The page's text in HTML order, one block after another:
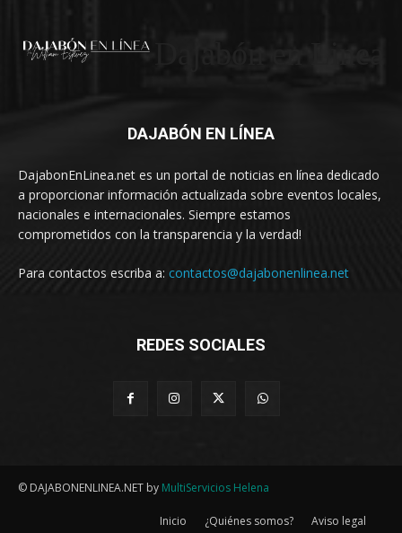
DAJABÓN EN LÍNEA
DajabonEnLinea.net es un portal de noticias en línea dedicado
a proporcionar información actualizada sobre eventos locales,
nacionales e internacionales. Siempre estamos
comprometidos con la transparencia y la verdad!
Para contactos escriba a: contactos@dajabonenlinea.net
REDES SOCIALES
© DAJABONENLINEA.NET by MultiServicios Helena
Inicio ¿Quiénes somos?
Aviso legal